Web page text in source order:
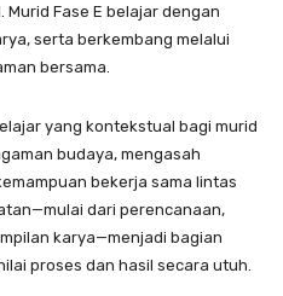
Fase E belajar dengan
serta berkembang melalui
bersama.
yang kontekstual bagi murid
budaya, mengasah
bekerja sama lintas
dari perencanaan,
karya—menjadi bagian
proses dan hasil secara utuh.